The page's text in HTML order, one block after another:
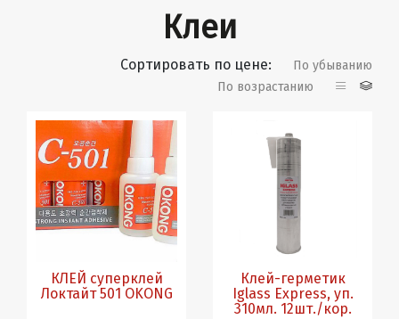
Клеи
Сортировать по цене:
По убыванию
По возрастанию
КЛЕЙ суперклей
Локтайт 501 OKONG
Клей-герметик
Iglass Express, уп.
310мл. 12шт./кор.